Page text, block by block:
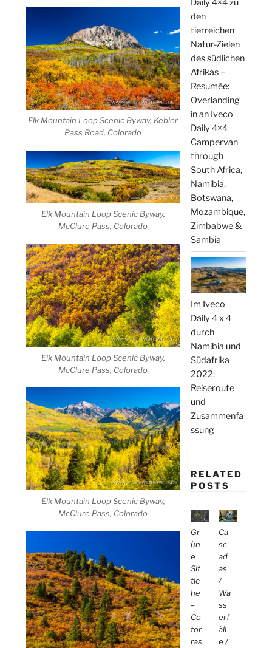
Elk Mountain Loop Scenic Byway, Kebler
Pass Road, Colorado
Elk Mountain Loop Scenic Byway,
McClure Pass, Colorado
Elk Mountain Loop Scenic Byway,
McClure Pass, Colorado
Elk Mountain Loop Scenic Byway,
McClure Pass, Colorado
Daily 4×4 zu
den
tierreichen
Natur-Zielen
des südlichen
Afrikas –
Resumée:
Overlanding
in an Iveco
Daily 4×4
Campervan
through
South Africa,
Namibia,
Botswana,
Mozambique,
Zimbabwe &
Sambia
Im Iveco
Daily 4 x 4
durch
Namibia und
Südafrika
2022:
Reiseroute
und
Zusammenfa
ssung
RELATED
POSTS
Gr
ün
e
Sit
tic
he
–
Co
tor
ras
Ca
sc
ad
as
/
Wa
ss
erf
äll
e /